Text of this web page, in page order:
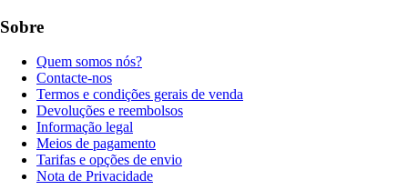
Sobre
Quem somos nós?
Contacte-nos
Termos e condições gerais de venda
Devoluções e reembolsos
Informação legal
Meios de pagamento
Tarifas e opções de envio
Nota de Privacidade